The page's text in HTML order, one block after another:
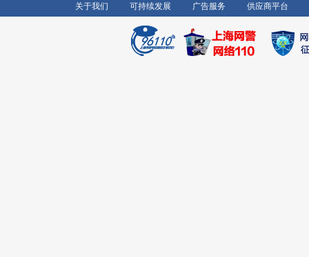
关于我们 可持续发展 广告服务 供应商平台